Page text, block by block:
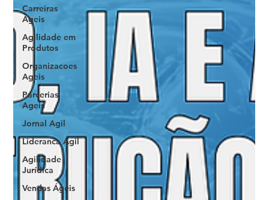
Carreiras
Ageis
Agilidade em
Produtos
Organizacoes
Ageis
Parcerias
Ageis
Jornal Agil
Lideranca Agil
Agilidade
Jurídica
Vendas Ágeis